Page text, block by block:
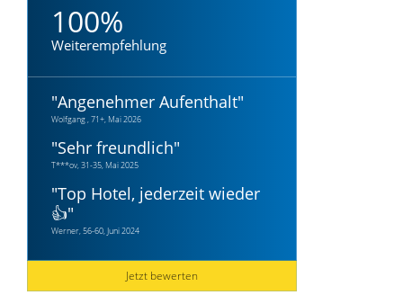
100%
Weiterempfehlung
"Angenehmer Aufenthalt"
Wolfgang , 71+, Mai 2026
"Sehr freundlich"
T***ov, 31-35, Mai 2025
"Top Hotel, jederzeit wieder
👍"
Werner, 56-60, Juni 2024
Jetzt bewerten